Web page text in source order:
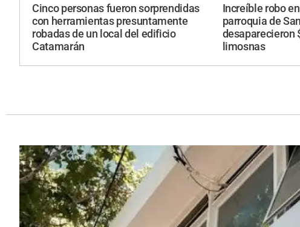
Cinco personas fueron sorprendidas
con herramientas presuntamente
robadas de un local del edificio
Catamarán
Increíble robo
parroquia de
desaparecieron
limosnas